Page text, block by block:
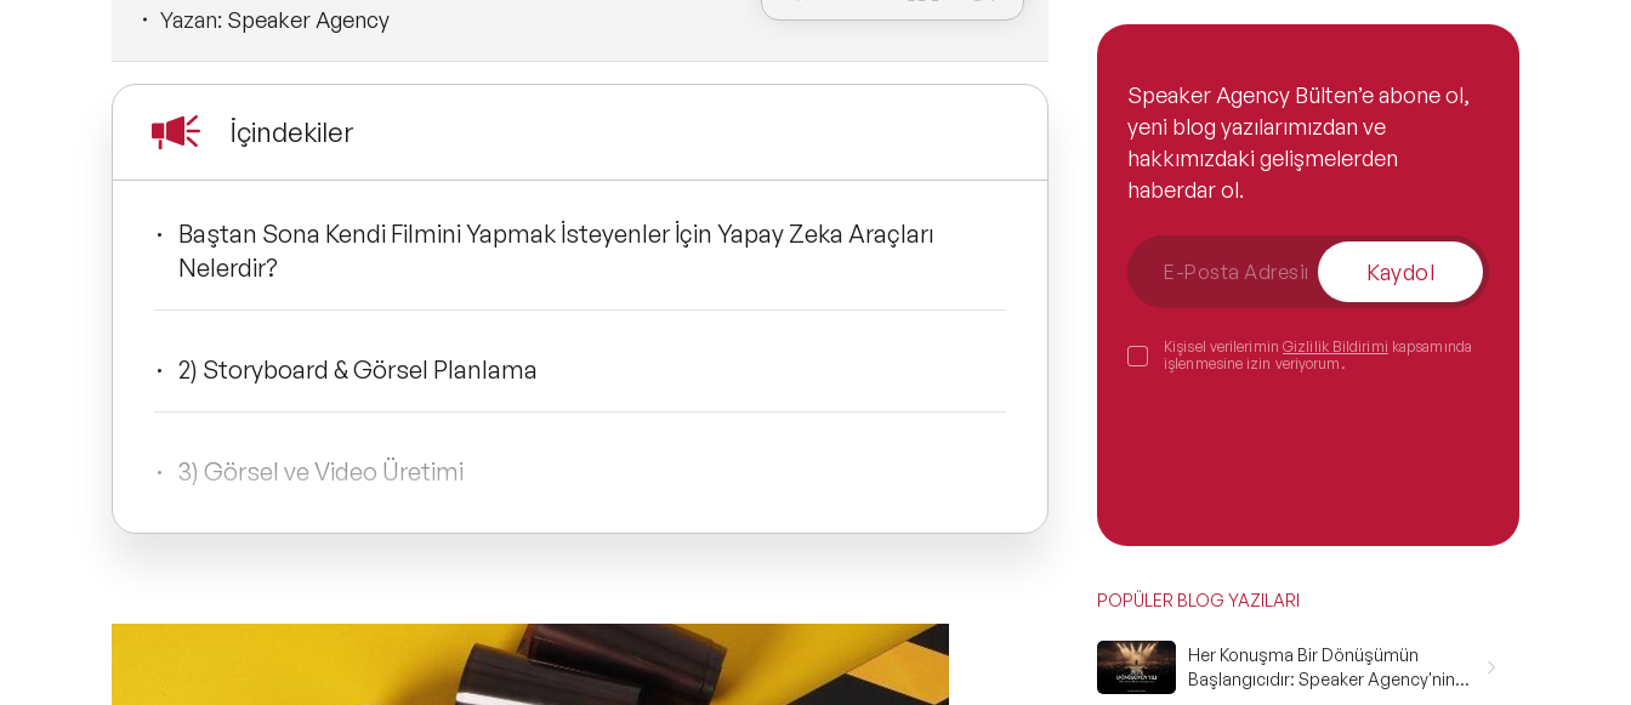
Yazan: Speaker Agency
İçindekiler
Baştan Sona Kendi Filmini Yapmak İsteyenler İçin Yapay Zeka Araçları
Nelerdir?
2) Storyboard & Görsel Planlama
3) Görsel ve Video Üretimi
5) Kurgu ve Montaj Araçları
Speaker Agency Bülten’e abone ol,
yeni blog yazılarımızdan ve
hakkımızdaki gelişmelerden
haberdar ol.
Kaydol
Kişisel verilerimin Gizlilik Bildirimi kapsamında
işlenmesine izin veriyorum.
POPÜLER BLOG YAZILARI
Her Konuşma Bir Dönüşümün
Başlangıcıdır: Speaker Agency'nin